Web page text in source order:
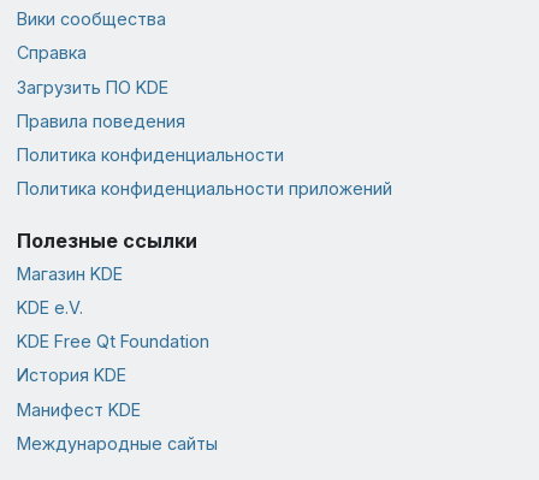
Вики сообщества
Справка
Загрузить ПО KDE
Правила поведения
Политика конфиденциальности
Политика конфиденциальности приложений
Полезные ссылки
Магазин KDE
KDE e.V.
KDE Free Qt Foundation
История KDE
Манифест KDE
Международные сайты